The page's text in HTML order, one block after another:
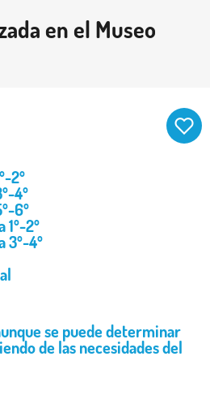
en el Museo
2º
4º
6º
1º-2º
3º-4º
se puede determinar
de las necesidades del